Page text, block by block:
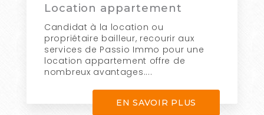
Location appartement
Candidat à la location ou
propriétaire bailleur, recourir aux
services de Passio Immo pour une
location appartement offre de
nombreux avantages....
EN SAVOIR PLUS